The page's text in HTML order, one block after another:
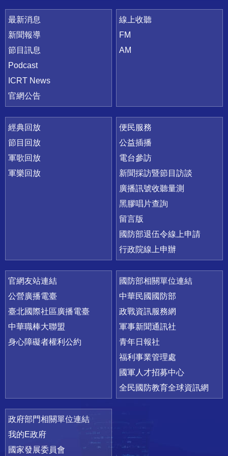
最新消息
新聞報導
節目訊息
Podcast
ICRT News
官網公告
線上收聽
FM
AM
經典回放
節目回放
軍歌回放
軍樂回放
便民服務
公益插播
電台參訪
新聞採訪暨節目訪談
廣播訊號收聽量測
黑膠唱片查詢
留言版
國防部退伍令線上申請
行政院線上申辦
官網友站連結
公營廣播電臺
臺北國際社區廣播電臺
中華職棒大聯盟
身心障礙者權利公約
國防部相關單位連結
中華民國國防部
政戰資訊服務網
軍事新聞通訊社
青年日報社
福利事業管理處
國軍人才招募中心
全民國防教育全球資訊網
政府部門相關單位連結
我的E政府
國家發展委員會